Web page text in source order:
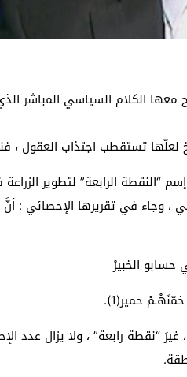
معها الكلام السياسي المباشر
لعلّها تستقطب اجتذاب العقول ،
“النقطة الرابعة” لتطوير
، وجاء في تقريرها الإحصائي :
الخبيرْ
حمير(1).
غيرَ “نقطة رابعة” ، ولا يزال عدد